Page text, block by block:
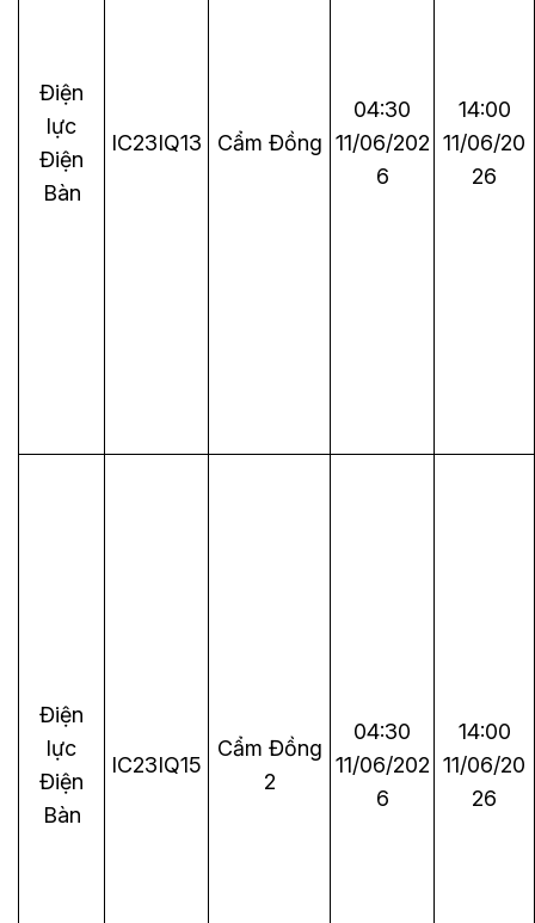
Điện
lực
Điện
Bàn
IC23IQ13 Cẩm Đồng
04:30
11/06/202
6
14:00
11/06/20
26
Điện
lực
Điện
Bàn
IC23IQ15
Cẩm Đồng
2
04:30
11/06/202
6
14:00
11/06/20
26